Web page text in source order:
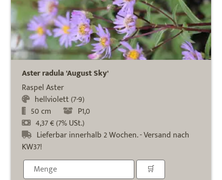
Aster radula 'August Sky'
Raspel Aster
hellviolett (7-9)
50 cm
P1,0
4,37 € (7% USt.)
Lieferbar innerhalb 2 Wochen. - Versand nach
KW37!